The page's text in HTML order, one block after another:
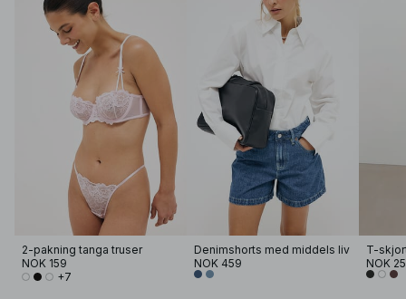
2-pakning tanga truser
NOK 159
+7
Denimshorts med middels liv
NOK 459
T-
NOK